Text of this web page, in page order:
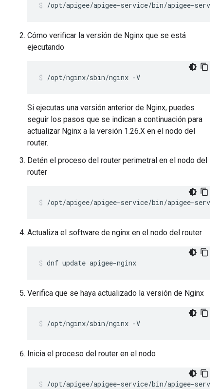
/opt/apigee/apigee-service/bin/apigee-
Cómo verificar la versión de Nginx que se está
ejecutando
/opt/nginx/sbin/nginx -V
Si ejecutas una versión anterior de Nginx, puedes
seguir los pasos que se indican a continuación para
actualizar Nginx a la versión 1.26.X en el nodo del
router.
Detén el proceso del router perimetral en el nodo del
router
/opt/apigee/apigee-service/bin/apigee-
Actualiza el software de nginx en el nodo del router
dnf update apigee-nginx
Verifica que se haya actualizado la versión de Nginx
/opt/nginx/sbin/nginx -V
Inicia el proceso del router en el nodo
/opt/apigee/apigee-service/bin/apigee-